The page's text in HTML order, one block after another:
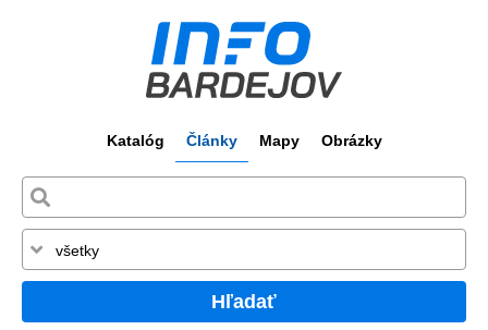
Katalóg Články Mapy Obrázky
Hľadať